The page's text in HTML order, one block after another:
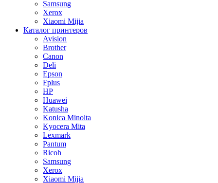
Samsung
Xerox
Xiaomi Mijia
Каталог принтеров
Avision
Brother
Canon
Deli
Epson
Fplus
HP
Huawei
Katusha
Konica Minolta
Kyocera Mita
Lexmark
Pantum
Ricoh
Samsung
Xerox
Xiaomi Mijia